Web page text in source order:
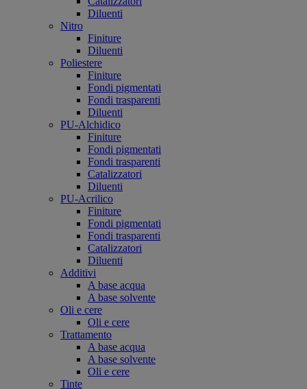
Diluenti
Nitro
Finiture
Diluenti
Poliestere
Finiture
Fondi pigmentati
Fondi trasparenti
Diluenti
PU-Alchidico
Finiture
Fondi pigmentati
Fondi trasparenti
Catalizzatori
Diluenti
PU-Acrilico
Finiture
Fondi pigmentati
Fondi trasparenti
Catalizzatori
Diluenti
Additivi
A base acqua
A base solvente
Oli e cere
Oli e cere
Trattamento
A base acqua
A base solvente
Oli e cere
Tinte